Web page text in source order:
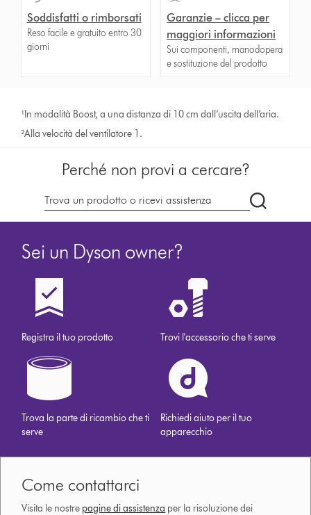
Soddisfatti o rimborsati
Reso facile e gratuito entro 30
giorni
Garanzie – clicca per
maggiori informazioni
Sui componenti, manodopera
e sostituzione del prodotto
¹In modalità Boost, a una distanza di 10 cm dall’uscita dell’aria.
²Alla velocità del ventilatore 1.
Perché non provi a cercare?
Cerca
su
Sei un Dyson owner?
Registra il tuo prodotto Trovi l'accessorio che ti serve
Trova la parte di ricambio che ti
serve
Richiedi aiuto per il tuo
apparecchio
Come contattarci
Visita le nostre pagine di assistenza per la risoluzione dei